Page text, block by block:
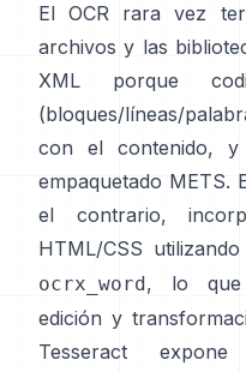
El OCR rara vez
archivos y las
XML
porque
(bloques/líneas/
con el contenido,
empaquetado METS.
el contrario,
HTML/CSS
ocrx_word, lo que
edición y
Tesseract